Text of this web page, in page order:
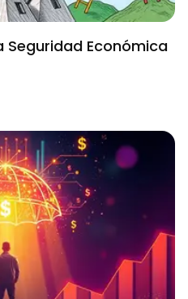
Seguridad Económica